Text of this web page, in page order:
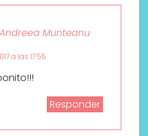
Munteanu
a las 17:55
Responder